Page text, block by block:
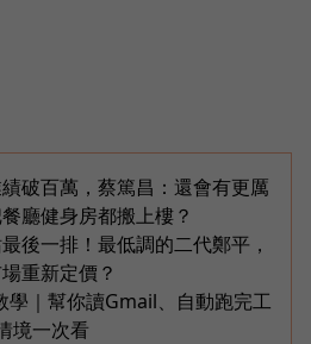
破百萬，蔡篤昌：還會有更厲
廳健身房都搬上樓？
後一排！最低調的二代鄭平，
重新定價？
｜幫你讀Gmail、自動跑完工
境一次看